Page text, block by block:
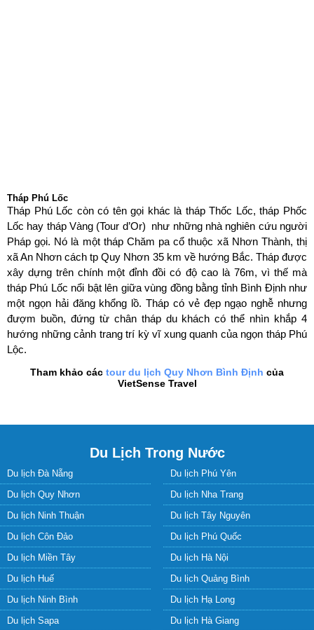
Tháp Phú Lốc
Tháp Phú Lốc còn có tên gọi khác là tháp Thốc Lốc, tháp Phốc
Lốc hay tháp Vàng (Tour d’Or) như những nhà nghiên cứu người
Pháp gọi. Nó là một tháp Chăm pa cổ thuộc xã Nhơn Thành, thị
xã An Nhơn cách tp Quy Nhơn 35 km về hướng Bắc. Tháp được
xây dựng trên chính một đỉnh đồi có độ cao là 76m, vì thế mà
tháp Phú Lốc nổi bật lên giữa vùng đồng bằng tỉnh Bình Định như
một ngọn hải đăng khổng lồ. Tháp có vẻ đẹp ngạo nghễ nhưng
đượm buồn, đứng từ chân tháp du khách có thể nhìn khắp 4
hướng những cảnh trang trí kỳ vĩ xung quanh của ngọn tháp Phú
Lộc.
Tham khảo các tour du lịch Quy Nhơn Bình Định của
VietSense Travel
Du Lịch Trong Nước
Du lịch Đà Nẵng
Du lịch Phú Yên
Du lịch Quy Nhơn
Du lịch Nha Trang
Du lịch Ninh Thuận
Du lịch Tây Nguyên
Du lịch Côn Đảo
Du lịch Phú Quốc
Du lịch Miền Tây
Du lịch Hà Nội
Du lịch Huế
Du lịch Quảng Bình
Du lịch Ninh Bình
Du lịch Hạ Long
Du lịch Sapa
Du lịch Hà Giang